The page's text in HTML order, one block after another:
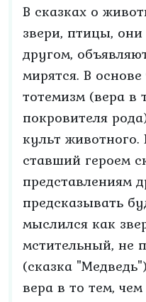
В сказках о
звери, птицы,
другом,
мирятся. В
тотемизм (вера в
покровителя
культ
ставший героем
представлениям
предсказывать
мыслился как
мстительный,
(сказка
вера в то тем,